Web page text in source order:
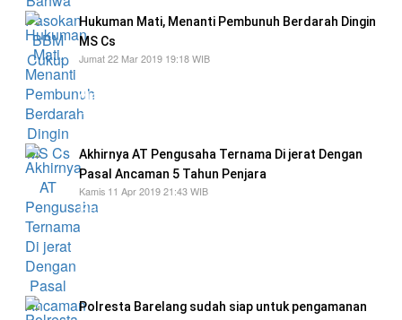
Hukuman Mati, Menanti Pembunuh Berdarah Dingin
MS Cs
Jumat 22 Mar 2019 19:18 WIB
diawali dari informasi yang diterima dari
masyarakat atau saksi
Akhirnya AT Pengusaha Ternama Di jerat Dengan
Pasal Ancaman 5 Tahun Penjara
Kamis 11 Apr 2019 21:43 WIB
Pengusaha Money changer dan perhotelan ini
akhirnya menanggung risiko akibat tidak bisa
Polresta Barelang sudah siap untuk pengamanan